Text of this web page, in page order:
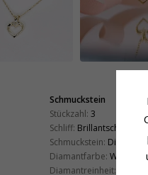
Schmuckstein
Stückzahl: 3
Schliff: Brillantschliff
Schmuckstein: Diamant
Diamantfarbe:
Diamantreinheit: